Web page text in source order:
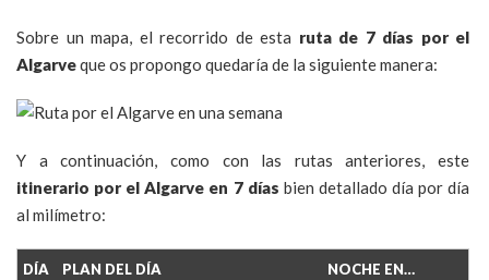
Sobre un mapa, el recorrido de esta ruta de 7 días por el
Algarveque os propongo quedaría de la siguiente manera:
Y a continuación, como con las rutas anteriores, este
itinerario por el Algarve en 7 días bien detallado día por día
al milímetro:
DÍA PLAN DEL DÍA NOCHE EN…